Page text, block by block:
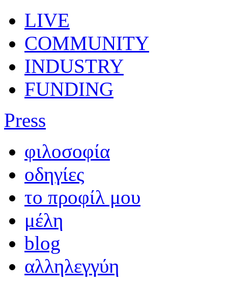
LIVE
COMMUNITY
INDUSTRY
FUNDING
Press
φιλοσοφία
οδηγίες
το προφίλ μου
μέλη
blog
αλληλεγγύη